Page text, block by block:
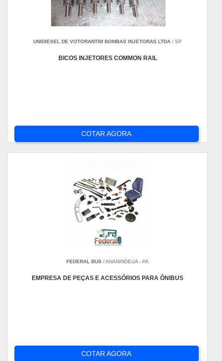
UNIDIESEL DE VOTORANTIM BOMBAS INJETORAS LTDA / SP
BICOS INJETORES COMMON RAIL
COTAR AGORA
FEDERAL BUS / ANANINDEUA - PA
EMPRESA DE PEÇAS E ACESSÓRIOS PARA ÔNIBUS
COTAR AGORA